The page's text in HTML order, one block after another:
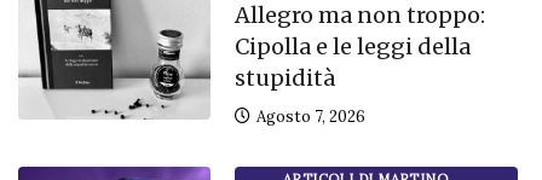
Allegro ma non troppo:
Cipolla e le leggi della
stupidità
Agosto 7, 2026